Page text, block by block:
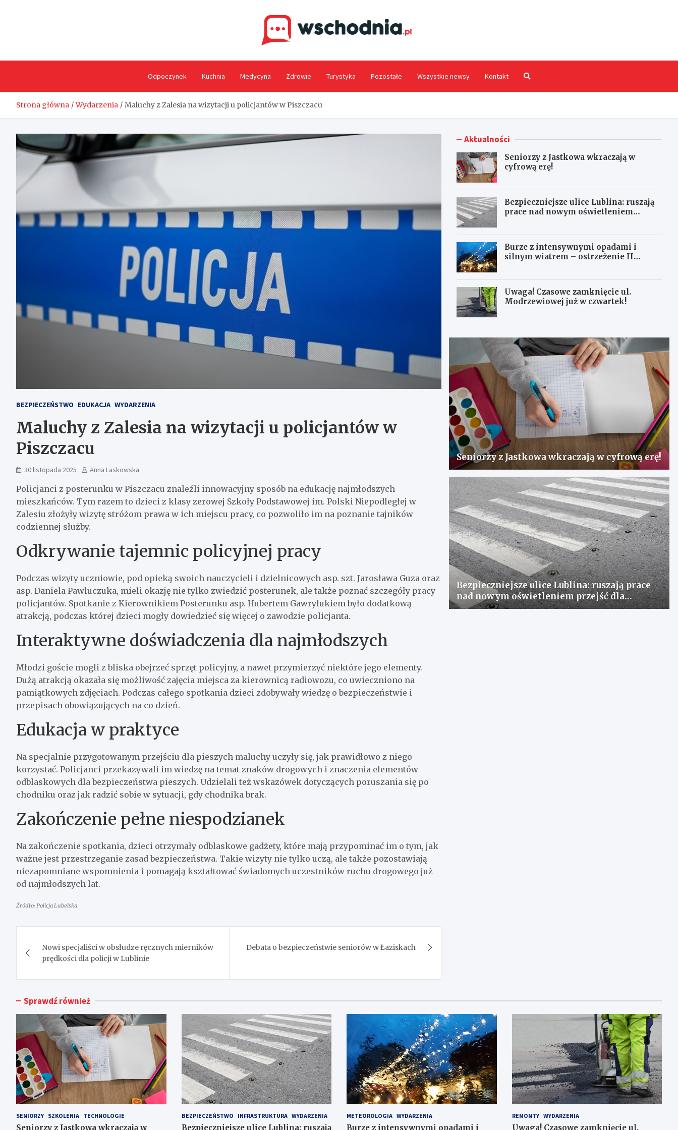
Odpoczynek Kuchnia Medycyna Zdrowie Turystyka Pozostałe Wszystkie newsy Kontakt
Strona główna Wydarzenia Maluchy z Zalesia na wizytacji u policjantów w Piszczacu
BEZPIECZEŃSTWO EDUKACJA WYDARZENIA
Maluchy z Zalesia na wizytacji u policjantów w
Piszczacu
30 listopada 2025 Anna Laskowska
Policjanci z posterunku w Piszczacu znaleźli innowacyjny sposób na edukację najmłodszych
mieszkańców. Tym razem to dzieci z klasy zerowej Szkoły Podstawowej im. Polski Niepodległej w
Zalesiu złożyły wizytę stróżom prawa w ich miejscu pracy, co pozwoliło im na poznanie tajników
codziennej służby.
Odkrywanie tajemnic policyjnej pracy
Podczas wizyty uczniowie, pod opieką swoich nauczycieli i dzielnicowych asp. szt. Jarosława Guza oraz
asp. Daniela Pawluczuka, mieli okazję nie tylko zwiedzić posterunek, ale także poznać szczegóły pracy
policjantów. Spotkanie z Kierownikiem Posterunku asp. Hubertem Gawrylukiem było dodatkową
atrakcją, podczas której dzieci mogły dowiedzieć się więcej o zawodzie policjanta.
Interaktywne doświadczenia dla najmłodszych
Młodzi goście mogli z bliska obejrzeć sprzęt policyjny, a nawet przymierzyć niektóre jego elementy.
Dużą atrakcją okazała się możliwość zajęcia miejsca za kierownicą radiowozu, co uwieczniono na
pamiątkowych zdjęciach. Podczas całego spotkania dzieci zdobywały wiedzę o bezpieczeństwie i
przepisach obowiązujących na co dzień.
Edukacja w praktyce
Na specjalnie przygotowanym przejściu dla pieszych maluchy uczyły się, jak prawidłowo z niego
korzystać. Policjanci przekazywali im wiedzę na temat znaków drogowych i znaczenia elementów
odblaskowych dla bezpieczeństwa pieszych. Udzielali też wskazówek dotyczących poruszania się po
chodniku oraz jak radzić sobie w sytuacji, gdy chodnika brak.
Zakończenie pełne niespodzianek
Na zakończenie spotkania, dzieci otrzymały odblaskowe gadżety, które mają przypominać im o tym, jak
ważne jest przestrzeganie zasad bezpieczeństwa. Takie wizyty nie tylko uczą, ale także pozostawiają
niezapomniane wspomnienia i pomagają kształtować świadomych uczestników ruchu drogowego już
od najmłodszych lat.
Źródło: Policja Lubelska
wpisu
Nowi specjaliści w obsłudze ręcznych mierników
prędkości dla policji w Lublinie
Debata o bezpieczeństwie seniorów w Łaziskach
Aktualności
Seniorzy z Jastkowa wkraczają w
cyfrową erę!
Bezpieczniejsze ulice Lublina: ruszają
prace nad nowym oświetleniem
Burze z intensywnymi opadami i
silnym wiatrem – ostrzeżenie II
Uwaga! Czasowe zamknięcie ul.
Modrzewiowej już w czwartek!
Seniorzy z Jastkowa wkraczają w cyfrową erę!
Bezpieczniejsze ulice Lublina: ruszają prace
nad nowym oświetleniem przejść dla
pieszych!
Sprawdź również
SENIORZY SZKOLENIA TECHNOLOGIE
Seniorzy z Jastkowa wkraczają w
BEZPIECZEŃSTWO INFRASTRUKTURA WYDARZENIA
Bezpieczniejsze ulice Lublina: ruszają
METEOROLOGIA WYDARZENIA
Burze z intensywnymi opadami i
REMONTY WYDARZENIA
Uwaga! Czasowe zamknięcie ul.